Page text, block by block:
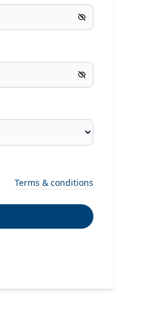
Terms & conditions